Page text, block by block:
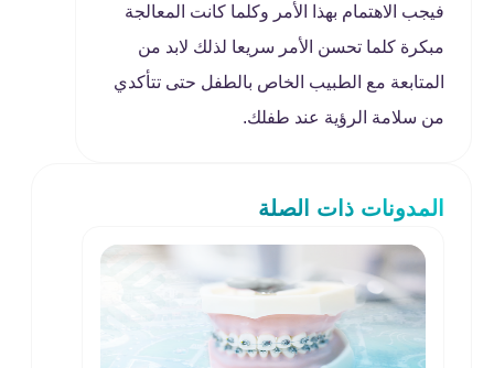
فيجب الاهتمام بهذا الأمر وكلما كانت المعالجة
مبكرة كلما تحسن الأمر سريعا لذلك لابد من
المتابعة مع الطبيب الخاص بالطفل حتى تتأكدي
من سلامة الرؤية عند طفلك.
المدونات ذات الصلة